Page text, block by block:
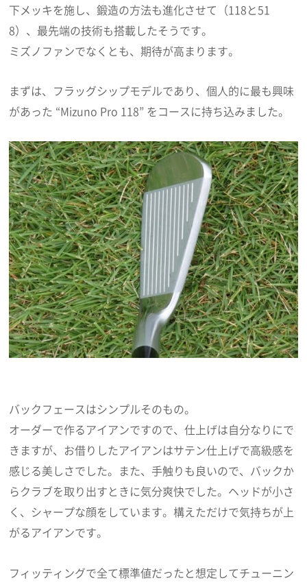
下メッキを施し、鍛造の方法も進化させて（118と51
8）、最先端の技術も搭載したそうです。
ミズノファンでなくとも、期待が高まります。
まずは、フラッグシップモデルであり、個人的に最も興味
があった “Mizuno Pro 118” をコースに持ち込みました。
バックフェースはシンプルそのもの。
オーダーで作るアイアンですので、仕上げは自分なりにで
きますが、お借りしたアイアンはサテン仕上げで高級感を
感じる美しさでした。また、手触りも良いので、バックか
らクラブを取り出すときに気分爽快でした。ヘッドが小さ
く、シャープな顔をしています。構えただけで気持ちが上
がるアイアンです。
フィッティングで全て標準値だったと想定してチューニン